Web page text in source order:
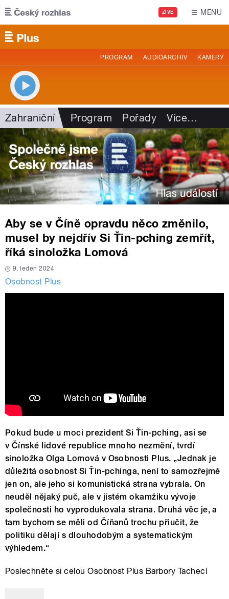
Přejít k hlavnímu obsahu
ŽIVĚ MENU
PROGRAM AUDIOARCHIV KAMERY
Zahraniční Program Pořady Více…
Aby se v Číně opravdu něco změnilo,
musel by nejdřív Si Ťin-pching zemřít,
říká sinoložka Lomová
9. leden 2024
Osobnost Plus
Pokud bude u moci prezident Si Ťin-pching, asi se
v Čínské lidové republice mnoho nezmění, tvrdí
sinoložka Olga Lomová v Osobnosti Plus. „Jednak je
důležitá osobnost Si Ťin-pchinga, není to samozřejmě
jen on, ale jeho si komunistická strana vybrala. On
neuděl nějaký puč, ale v jistém okamžiku vývoje
společnosti ho vyprodukovala strana. Druhá věc je, a
tam bychom se měli od Číňanů trochu přiučit, že
politiku dělají s dlouhodobým a systematickým
výhledem.“
Poslechněte si celou Osobnost Plus Barbory Tachecí